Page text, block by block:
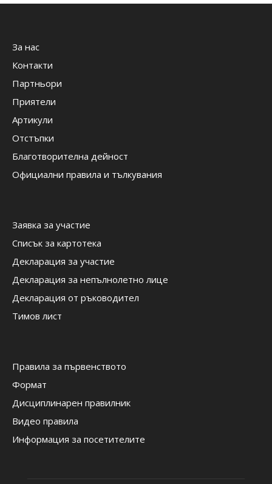
За нас
Контакти
Партньори
Приятели
Артикули
Отстъпки
Благотворителна дейност
Официални правила и тълкувания
Заявка за участие
Списък за картотека
Декларация за участие
Декларация за непълнолетно лице
Декларация от ръководител
Тимов лист
Правила за първенството
Формат
Дисциплинарен правилник
Видео правила
Информация за посетителите